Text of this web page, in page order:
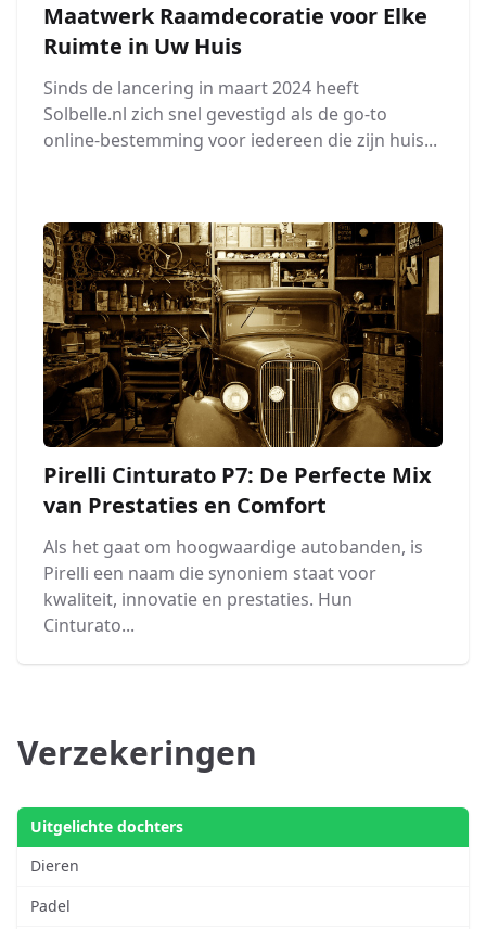
Maatwerk Raamdecoratie voor Elke
Ruimte in Uw Huis
Sinds de lancering in maart 2024 heeft
Solbelle.nl zich snel gevestigd als de go-to
online-bestemming voor iedereen die zijn huis...
Pirelli Cinturato P7: De Perfecte Mix
van Prestaties en Comfort
Als het gaat om hoogwaardige autobanden, is
Pirelli een naam die synoniem staat voor
kwaliteit, innovatie en prestaties. Hun
Cinturato...
Verzekeringen
Uitgelichte dochters
Dieren
Padel